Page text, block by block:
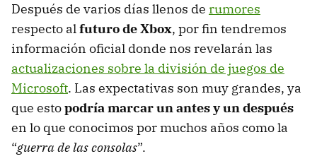
Después de varios días llenos de rumores
respecto alfuturo de Xbox, por fin tendremos
información oficial donde nos revelarán las
actualizaciones sobre la división de juegos de
Microsoft. Las expectativas son muy grandes, ya
que estopodría marcar un antes y un después
en lo que conocimos por muchos años como la
“guerra de las consolas”.